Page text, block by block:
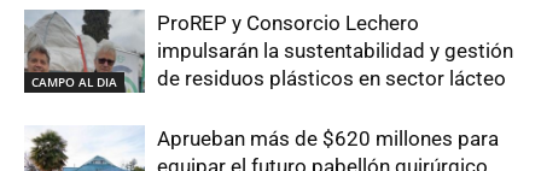
CAMPO AL DIA
ProREP y Consorcio Lechero
impulsarán la sustentabilidad y gestión
de residuos plásticos en sector lácteo
Aprueban más de $620 millones para